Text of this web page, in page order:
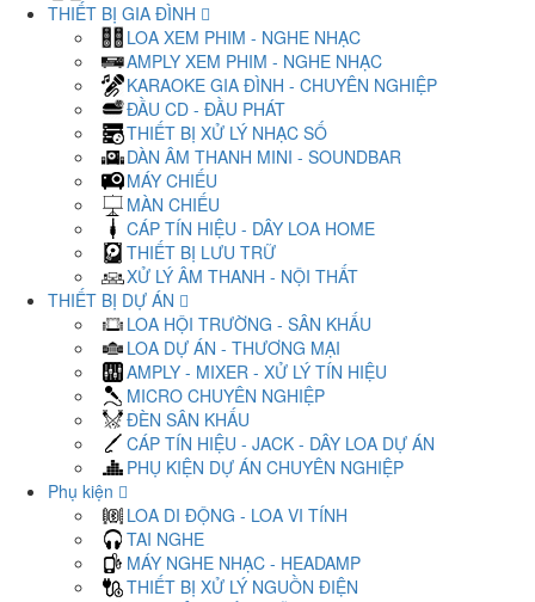
THIẾT BỊ GIA ĐÌNH
LOA XEM PHIM - NGHE NHẠC
AMPLY XEM PHIM - NGHE NHẠC
KARAOKE GIA ĐÌNH - CHUYÊN NGHIỆP
ĐẦU CD - ĐẦU PHÁT
THIẾT BỊ XỬ LÝ NHẠC SỐ
DÀN ÂM THANH MINI - SOUNDBAR
MÁY CHIẾU
MÀN CHIẾU
CÁP TÍN HIỆU - DÂY LOA HOME
THIẾT BỊ LƯU TRỮ
XỬ LÝ ÂM THANH - NỘI THẤT
THIẾT BỊ DỰ ÁN
LOA HỘI TRƯỜNG - SÂN KHẤU
LOA DỰ ÁN - THƯƠNG MẠI
AMPLY - MIXER - XỬ LÝ TÍN HIỆU
MICRO CHUYÊN NGHIỆP
ĐÈN SÂN KHẤU
CÁP TÍN HIỆU - JACK - DÂY LOA DỰ ÁN
PHỤ KIỆN DỰ ÁN CHUYÊN NGHIỆP
Phụ kiện
LOA DI ĐỘNG - LOA VI TÍNH
TAI NGHE
MÁY NGHE NHẠC - HEADAMP
THIẾT BỊ XỬ LÝ NGUỒN ĐIỆN